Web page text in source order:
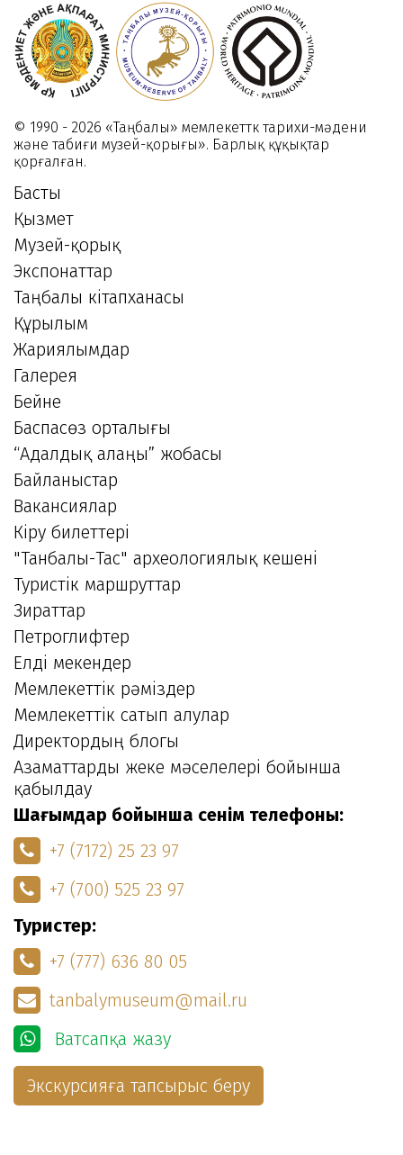
2025
© 1990 - 2026 «Таңбалы» мемлекеттк тарихи-мәдени
және табиғи музей-қорығы». Барлық құқықтар
қорғалған.
Басты
Қызмет
Музей-қорық
Экспонаттар
Таңбалы кітапханасы
Құрылым
Жариялымдар
Галерея
Бейне
Баспасөз орталығы
“Адалдық алаңы” жобасы
Байланыстар
Вакансиялар
Кіру билеттері
"Танбалы-Тас" археологиялық кешені
Туристік маршруттар
Зираттар
Петроглифтер
Елді мекендер
Мемлекеттік рәміздер
Мемлекеттік сатып алулар
Директордың блогы
Азаматтарды жеке мәселелері бойынша
қабылдау
Шағымдар бойынша сенім телефоны:
+7 (7172) 25 23 97
+7 (700) 525 23 97
Туристер:
+7 (777) 636 80 05
tanbalymuseum@mail.ru
Ватсапқа жазу
Экскурсияға тапсырыс беру